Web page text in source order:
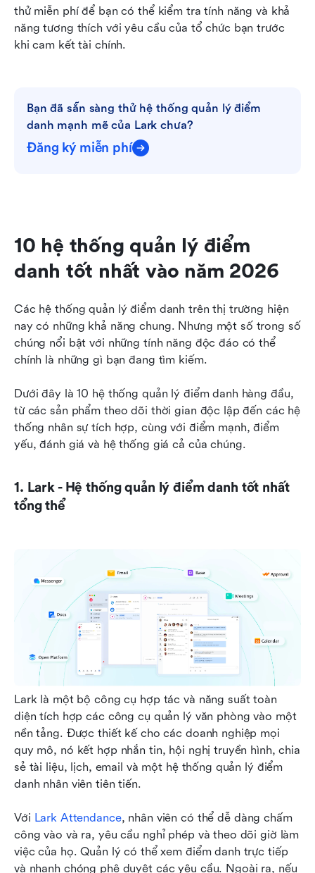
thử miễn phí để bạn có thể kiểm tra tính năng và khả
năng tương thích với yêu cầu của tổ chức bạn trước
khi cam kết tài chính.
Bạn đã sẵn sàng thử hệ thống quản lý điểm
danh mạnh mẽ của Lark chưa?
Đăng ký miễn phí
10 hệ thống quản lý điểm
danh tốt nhất vào năm 2026
Các hệ thống quản lý điểm danh trên thị trường hiện
nay có những khả năng chung. Nhưng một số trong số
chúng nổi bật với những tính năng độc đáo có thể
chính là những gì bạn đang tìm kiếm.
Dưới đây là 10 hệ thống quản lý điểm danh hàng đầu,
từ các sản phẩm theo dõi thời gian độc lập đến các hệ
thống nhân sự tích hợp, cùng với điểm mạnh, điểm
yếu, đánh giá và hệ thống giá cả của chúng.
1. Lark - Hệ thống quản lý điểm danh tốt nhất
tổng thể
Lark là một bộ công cụ hợp tác và năng suất toàn
diện tích hợp các công cụ quản lý văn phòng vào một
nền tảng. Được thiết kế cho các doanh nghiệp mọi
quy mô, nó kết hợp nhắn tin, hội nghị truyền hình, chia
sẻ tài liệu, lịch, email và một hệ thống quản lý điểm
danh nhân viên tiên tiến.
Với Lark Attendance, nhân viên có thể dễ dàng chấm
công vào và ra, yêu cầu nghỉ phép và theo dõi giờ làm
việc của họ. Quản lý có thể xem điểm danh trực tiếp
và nhanh chóng phê duyệt các yêu cầu. Ngoài ra, nếu